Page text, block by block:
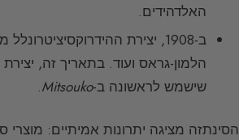
האלדהידים.
ב-1908, יצירת
הלמון-גראס ועוד. בתאריך זה,
שישמש לראשונה ב-Mitsouko
.
הסינתזה מציגה יתרונות אמיתיים: מוצרי